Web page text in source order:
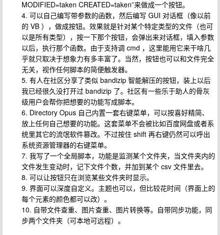
MODIFIED=taken CREATED=taken”来做成一个按钮。
4. 可以自己编写带参数的函数，然后编写 GUI 对话框（像以前
的 VB ），做成按钮。效果就是针对某个特定类型的文件（也可
以是所有类型），按一下那个按钮，会弹出来对话框，填入参数
以后，执行那个函数。由于支持调 cmd ，这里能用它来干啥几
乎就只取决于想象力有多丰富了。当然，按钮也可以和文件完全
无关，视作任何脚本的简便触发器。
5. 有人在社区分享了类似 bandizip 智能解压的按钮，装上以后
我已经很久没打开过 bandizip 了。社区有一些乐于助人的骨灰
级用户会帮你把想要的功能写成脚本。
6. Directory Opus 自己内置一套右键菜单，可以按喜好精简、
放上任何自己想要的功能。这套菜单不会被比如百度网盘或者系
统里其它的流氓软件篡改。不过按住 shift 再右键仍然可以呼出
系统资源管理器的右键菜单。
7. 我写了一个全局脚本，功能是监测某个文件夹，当文件夹内的
文件发生变动时，记下文件个数，并加到某个 csv 文件里去。
8. 可以让按钮只在浏览某些文件夹时显示。
9. 界面可以深度自定义。主题也可以，但比较花时间（界面上的
每个元素的颜色都可以改）。
10. 自带文件查重、图片查重、图片转换等。自带同步功能，同
步两个文件夹（可本地可远程）。